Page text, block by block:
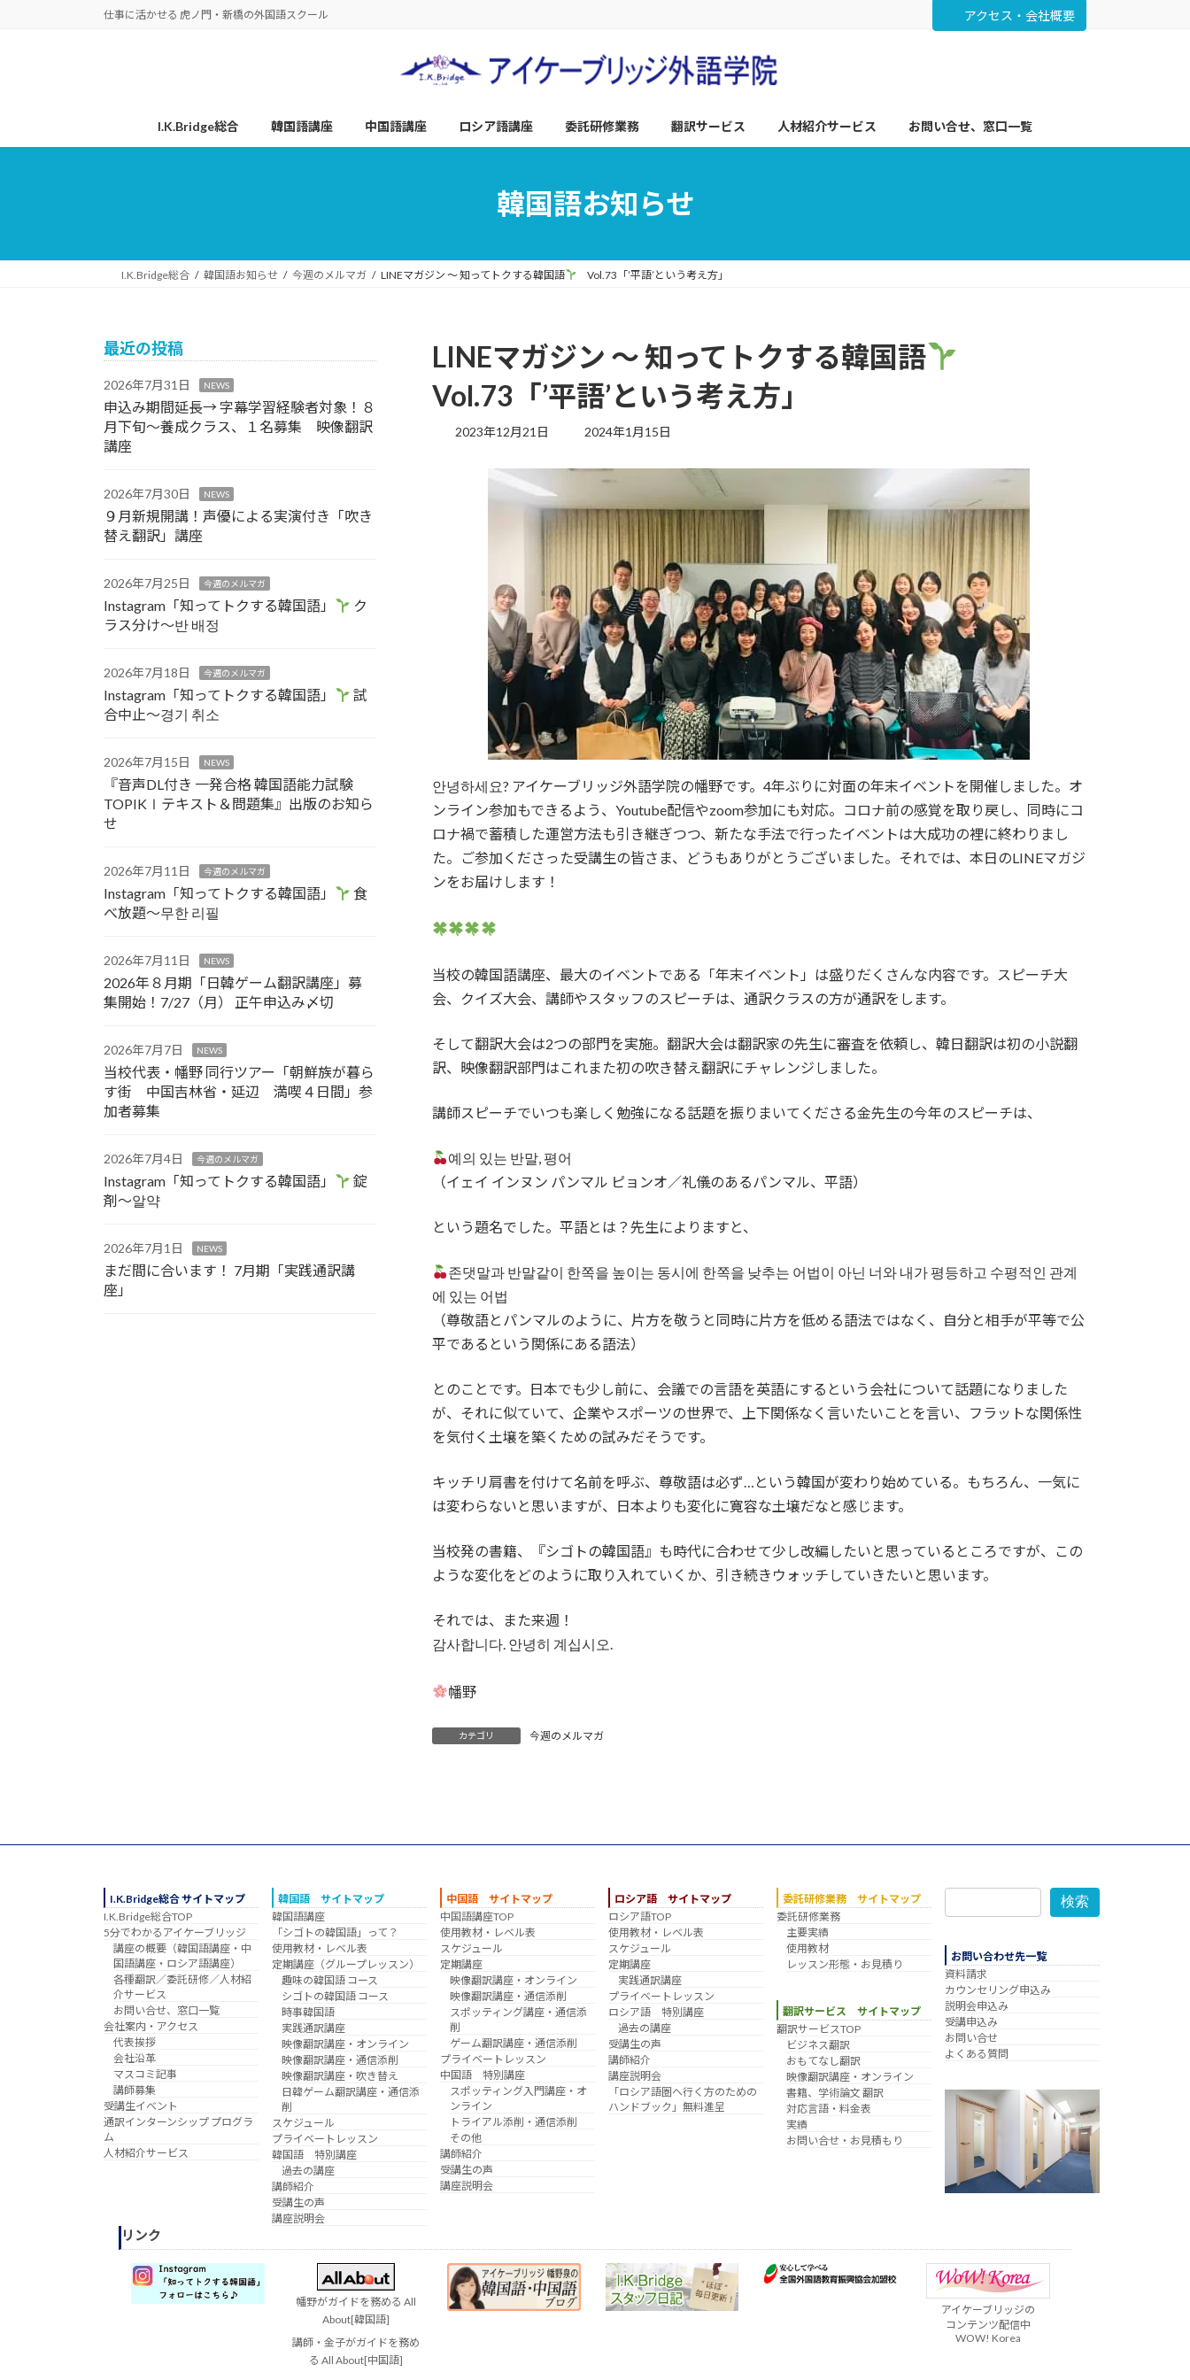
仕事に活かせる 虎ノ門・新橋の外国語スクール アクセス・会社概要
I.K.Bridge総合 韓国語講座 中国語講座 ロシア語講座 委託研修業務 翻訳サービス 人材紹介サービス お問い合せ、窓口一覧
韓国語お知らせ
I.K.Bridge総合 韓国語お知らせ 今週のメルマガ LINEマガジン ～ 知ってトクする韓国語 Vol.73「’平語’という考え方」
LINEマガジン ～ 知ってトクする韓国語
Vol.73「’平語’という考え方」
2023年12月21日
最
更
時
:
2024年1月15日
안녕하세요? アイケーブリッジ外語学院の幡野です。4年ぶりに対面の年末イベントを開催しました。オ
ンライン参加もできるよう、Youtube配信やzoom参加にも対応。コロナ前の感覚を取り戻し、同時にコ
ロナ禍で蓄積した運営方法も引き継ぎつつ、新たな手法で行ったイベントは大成功の裡に終わりまし
た。ご参加くださった受講生の皆さま、どうもありがとうございました。それでは、本日のLINEマガジ
ンをお届けします！
当校の韓国語講座、最大のイベントである「年末イベント」は盛りだくさんな内容です。スピーチ大
会、クイズ大会、講師やスタッフのスピーチは、通訳クラスの方が通訳をします。
そして翻訳大会は2つの部門を実施。翻訳大会は翻訳家の先生に審査を依頼し、韓日翻訳は初の小説翻
訳、映像翻訳部門はこれまた初の吹き替え翻訳にチャレンジしました。
講師スピーチでいつも楽しく勉強になる話題を振りまいてくださる金先生の今年のスピーチは、
예의 있는 반말, 평어
（イェイ インヌン パンマル ピョンオ／礼儀のあるパンマル、平語）
という題名でした。平語とは？先生によりますと、
존댓말과 반말같이 한쪽을 높이는 동시에 한쪽을 낮추는 어법이 아닌 너와 내가 평등하고 수평적인 관계
에 있는 어법
（尊敬語とパンマルのように、片方を敬うと同時に片方を低める語法ではなく、自分と相手が平等で公
平であるという関係にある語法）
とのことです。日本でも少し前に、会議での言語を英語にするという会社について話題になりました
が、それに似ていて、企業やスポーツの世界で、上下関係なく言いたいことを言い、フラットな関係性
を気付く土壌を築くための試みだそうです。
キッチリ肩書を付けて名前を呼ぶ、尊敬語は必ず…という韓国が変わり始めている。もちろん、一気に
は変わらないと思いますが、日本よりも変化に寛容な土壌だなと感じます。
当校発の書籍、『シゴトの韓国語』も時代に合わせて少し改編したいと思っているところですが、この
ような変化をどのように取り入れていくか、引き続きウォッチしていきたいと思います。
それでは、また来週！
감사합니다. 안녕히 계십시오.
幡野
カテゴリ 今週のメルマガ
最近の投稿
2026年7月31日 NEWS
申込み期間延長→ 字幕学習経験者対象！８
月下旬～養成クラス、１名募集 映像翻訳
講座
2026年7月30日 NEWS
９月新規開講！声優による実演付き「吹き
替え翻訳」講座
2026年7月25日 今週のメルマガ
Instagram「知ってトクする韓国語」
ク
ラス分け～반 배정
2026年7月18日 今週のメルマガ
Instagram「知ってトクする韓国語」
試
合中止～경기 취소
2026年7月15日 NEWS
『音声DL付き 一発合格 韓国語能力試験
TOPIKⅠテキスト＆問題集』出版のお知ら
せ
2026年7月11日 今週のメルマガ
Instagram「知ってトクする韓国語」
食
べ放題～무한 리필
2026年7月11日 NEWS
2026年８月期「日韓ゲーム翻訳講座」募
集開始！7/27（月） 正午申込み〆切
2026年7月7日 NEWS
当校代表・幡野 同行ツアー「朝鮮族が暮ら
す街 中国吉林省・延辺 満喫４日間」参
加者募集
2026年7月4日 今週のメルマガ
Instagram「知ってトクする韓国語」
錠
剤～알약
2026年7月1日 NEWS
まだ間に合います！ 7月期「実践通訳講
座」
I.K.Bridge総合 サイトマップ
I.K.Bridge総合TOP
5分でわかるアイケーブリッジ
講座の概要（韓国語講座・中
国語講座・ロシア語講座）
各種翻訳／委託研修／人材紹
介サービス
お問い合せ、窓口一覧
会社案内・アクセス
代表挨拶
会社沿革
マスコミ記事
講師募集
受講生イベント
通訳インターンシップ プログラ
ム
人材紹介サービス
韓国語 サイトマップ
韓国語講座
「シゴトの韓国語」って？
使用教材・レベル表
定期講座（グループレッスン）
趣味の韓国語 コース
シゴトの韓国語 コース
時事韓国語
実践通訳講座
映像翻訳講座・オンライン
映像翻訳講座・通信添削
映像翻訳講座・吹き替え
日韓ゲーム翻訳講座・通信添
削
スケジュール
プライベートレッスン
韓国語 特別講座
過去の講座
講師紹介
受講生の声
講座説明会
中国語 サイトマップ
中国語講座TOP
使用教材・レベル表
スケジュール
定期講座
映像翻訳講座・オンライン
映像翻訳講座・通信添削
スポッティング講座・通信添
削
ゲーム翻訳講座・通信添削
プライベートレッスン
中国語 特別講座
スポッティング入門講座・オ
ンライン
トライアル添削・通信添削
その他
講師紹介
受講生の声
講座説明会
ロシア語 サイトマップ
ロシア語TOP
使用教材・レベル表
スケジュール
定期講座
実践通訳講座
プライベートレッスン
ロシア語 特別講座
過去の講座
受講生の声
講師紹介
講座説明会
「ロシア語圏へ行く方のための
ハンドブック」無料進呈
委託研修業務 サイトマップ
委託研修業務
主要実績
使用教材
レッスン形態・お見積り
翻訳サービス サイトマップ
翻訳サービスTOP
ビジネス翻訳
おもてなし翻訳
映像翻訳講座・オンライン
書籍、学術論文 翻訳
対応言語・料金表
実績
お問い合せ・お見積もり
検索
お問い合わせ先一覧
資料請求
カウンセリング申込み
説明会申込み
受講申込み
お問い合せ
よくある質問
リンク
幡野がガイドを務める All
About[韓国語]
講師・金子がガイドを務め
る All About[中国語]
アイケーブリッジの
コンテンツ配信中
WOW! Korea